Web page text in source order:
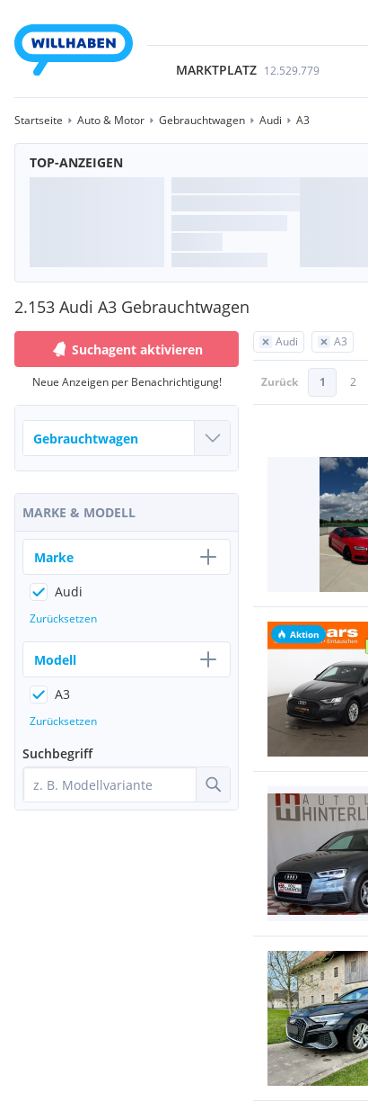
MARKTPLATZ 12.529.779
Startseite Auto & Motor Gebrauchtwagen Audi A3
TOP-ANZEIGEN
2.153 Audi A3 Gebrauchtwagen
Audi A3
Zurück 1 2
Aktion
Suchagent aktivieren
Neue Anzeigen per Benachrichtigung!
MARKE & MODELL
Marke
Audi
Zurücksetzen
Modell
A3
Zurücksetzen
Suchbegriff